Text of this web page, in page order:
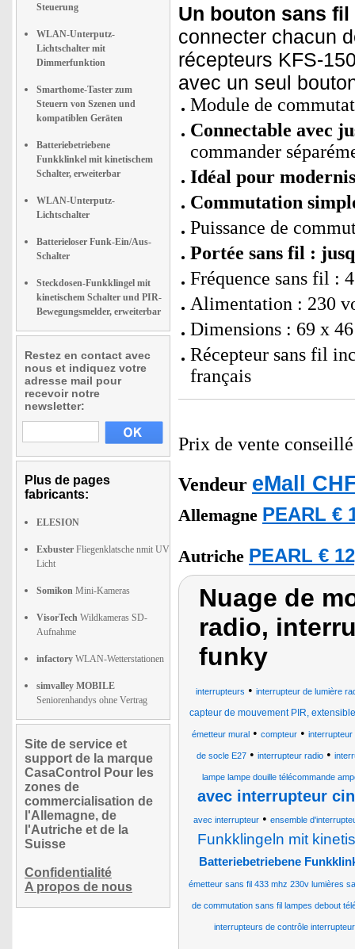
Steuerung
WLAN-Unterputz-
Lichtschalter mit
Dimmerfunktion
Smarthome-Taster zum
Steuern von Szenen und
kompatiblen Geräten
Batteriebetriebene
Funkklinkel mit kinetischem
Schalter, erweiterbar
WLAN-Unterputz-
Lichtschalter
Batterieloser Funk-Ein/Aus-
Schalter
Steckdosen-Funkklingel mit
kinetischem Schalter und PIR-
Bewegungsmelder, erweiterbar
Restez en contact avec
nous et indiquez votre
adresse mail pour
recevoir notre
newsletter:
Plus de pages
fabricants:
ELESION
Exbuster Fliegenklatsche nmit UV
Licht
Somikon Mini-Kameras
VisorTech Wildkameras SD-
Aufnahme
infactory WLAN-Wetterstationen
simvalley MOBILE
Seniorenhandys ohne Vertrag
Site de service et
support de la marque
CasaControl Pour les
zones de
commercialisation de
l'Allemagne, de
l'Autriche et de la
Suisse
Confidentialité
A propos de nous
Un bouton sans
connecter chacun
récepteurs KFS-
avec un seul
Module de
Connectable avec
commander
Idéal pour
Commutation
Puissance de
Portée sans fil :
Fréquence sans fil :
Alimentation : 230
Dimensions : 69 x
Récepteur sans fil
français
Prix de vente
Vendeur eMall
Allemagne PEARL €
Autriche PEARL €
Nuage de
radio,
funky
interrupteurs • interrupteur de lumière
capteur de mouvement PIR, extensible
émetteur mural• compteur• interrupteur
de socle E27• interrupteur radio•
lampe lampe douille télécommande
avec interrupteur
avec interrupteur • ensemble
Funkklingeln mit
Batteriebetriebene
émetteur sans fil 433 mhz 230v lumières
de commutation sans fil lampes debout
interrupteurs de contrôle